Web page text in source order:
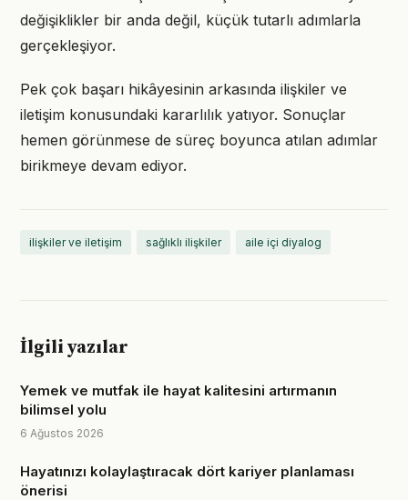
değişiklikler bir anda değil, küçük tutarlı adımlarla
gerçekleşiyor.
Pek çok başarı hikâyesinin arkasında ilişkiler ve
iletişim konusundaki kararlılık yatıyor. Sonuçlar
hemen görünmese de süreç boyunca atılan adımlar
birikmeye devam ediyor.
ilişkiler ve iletişim sağlıklı ilişkiler aile içi diyalog
İlgili yazılar
Yemek ve mutfak ile hayat kalitesini artırmanın
bilimsel yolu
6 Ağustos 2026
Hayatınızı kolaylaştıracak dört kariyer planlaması
önerisi